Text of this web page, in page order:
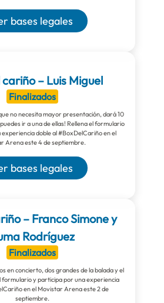
bases legales
– Luis Miguel
Finalizados
no necesita mayor presentación, dará 10
ir a una de ellas! Rellena el formulario
al #BoxDelCariño en el
Arena este 4 de septiembre.
bases legales
– Franco Simone y
Rodríguez
Finalizados
en concierto, dos grandes de la balada y el
formulario y participa por una experiencia
en el Movistar Arena este 2 de
septiembre.